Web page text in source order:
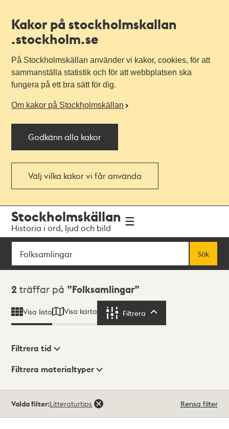
Kakor på stockholmskallan
.stockholm.se
På Stockholmskällan använder vi kakor, cookies, för att
sammanställa statistik och för att webbplatsen ska
fungera på ett bra sätt för dig.
Om kakor på Stockholmskällan
Godkänn alla kakor
Välj vilka kakor vi får använda
navigationen
huvudinnehållet
Stockholmskällan
Historia i ord, ljud och bild
Sök
Sök
Sökresultat
2 träffar på Folksamlingar
Visa lista Visa karta Filtrera
Visningsläge
Filtrera tid
Filtrera materialtyper
träffar
Valda filter:Litteraturtips Rensa filter